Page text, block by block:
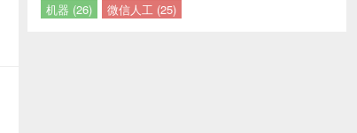
机器 (26)
微信人工 (25)